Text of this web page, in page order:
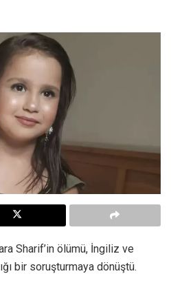
Sharif’in ölümü, İngiliz ve
bir soruşturmaya dönüştü.